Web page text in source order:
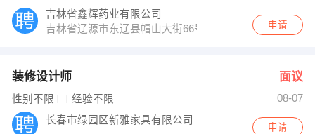
吉林省鑫辉药业有限公司
吉林省辽源市东辽县帽山大街66号
申请
装修设计师 面议
性别不限 经验不限
08-07
长春市绿园区新雅家具有限公司
申请